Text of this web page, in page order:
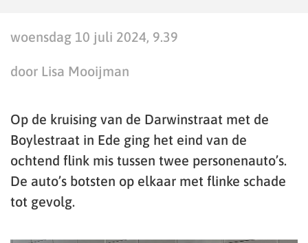
woensdag 10 juli 2024, 9.39
door Lisa Mooijman
Op de kruising van de Darwinstraat met de
Boylestraat in Ede ging het eind van de
ochtend flink mis tussen twee personenauto’s.
De auto’s botsten op elkaar met flinke schade
tot gevolg.